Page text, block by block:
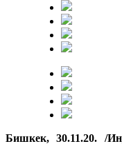
Бишкек, 30.11.20. /